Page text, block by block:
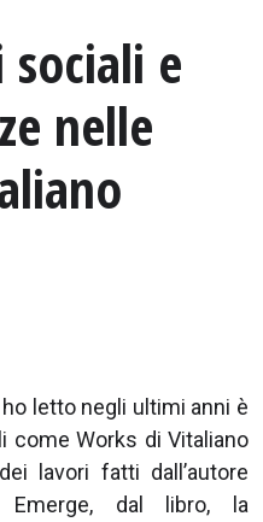
sociali e
nelle
letto negli ultimi anni è
come Works di Vitaliano
lavori fatti dall’autore
Emerge, dal libro, la